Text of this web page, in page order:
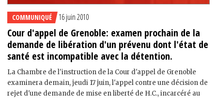
COMMUNIQUÉ 16 juin 2010
Cour d'appel de Grenoble: examen prochain de la
demande de libération d'un prévenu dont l'état de
santé est incompatible avec la détention.
La Chambre de l'instruction de la Cour d'appel de Grenoble
examinera demain, jeudi 17 juin, l'appel contre une décision de
rejet d'une demande de mise en liberté de H.C., incarcéré au